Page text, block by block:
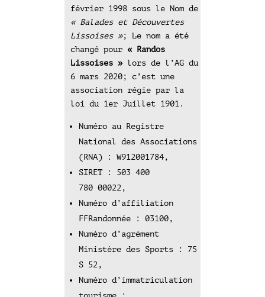
février 1998 sous le Nom de
« Balades et Découvertes
Lissoises »; Le nom a été
changé pour« Randos
Lissoises »lors de l’AG du
6 mars 2020; c’est une
association régie par la
loi du 1er Juillet 1901.
Numéro au Registre
National des Associations
(RNA) : W912001784,
SIRET : 503 400
780 00022,
Numéro d’affiliation
FFRandonnée : 03100,
Numéro d’agrément
Ministère des Sports : 75
S 52,
Numéro d’immatriculation